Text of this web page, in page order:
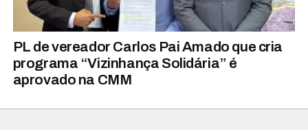
PL de vereador Carlos Pai Amado que cria
programa “Vizinhança Solidária” é
aprovado na CMM